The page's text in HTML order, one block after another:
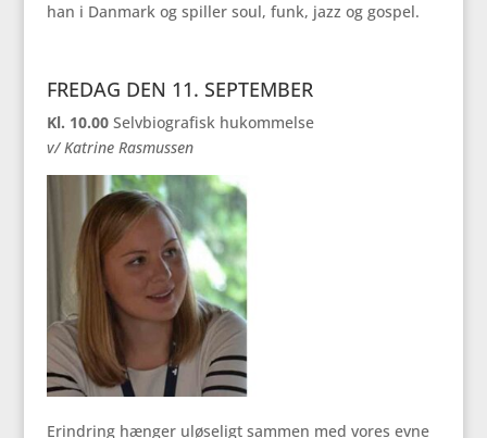
han i Danmark og spiller soul, funk, jazz og gospel.
FREDAG DEN 11. SEPTEMBER
Kl. 10.00Selvbiografisk hukommelse
v/ Katrine Rasmussen
Erindring hænger uløseligt sammen med vores evne